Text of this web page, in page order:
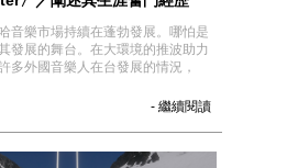
音樂市場持續在蓬勃發展。哪怕是
發展的舞台。在大環境的推波助力
多外國音樂人在台發展的情況，
- 繼續閱讀